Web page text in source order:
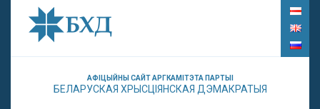
АФІЦЫЙНЫ САЙТ АРГКАМІТЭТА ПАРТЫІ
БЕЛАРУСКАЯ ХРЫСЦІЯНСКАЯ ДЭМАКРАТЫЯ